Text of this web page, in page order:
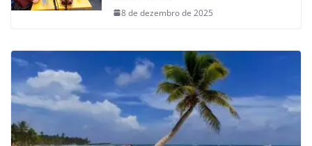
8 de dezembro de 2025